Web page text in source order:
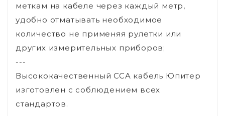
меткам на кабеле через каждый метр,
удобно отматывать необходимое
количество не применяя рулетки или
других измерительных приборов;
---
Высококачественный CCA кабель Юпитер
изготовлен с соблюдением всех
стандартов.